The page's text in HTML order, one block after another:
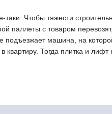
Чтобы тяжести
паллеты с товаром
подъезжает машина, на
Тогда плитка и